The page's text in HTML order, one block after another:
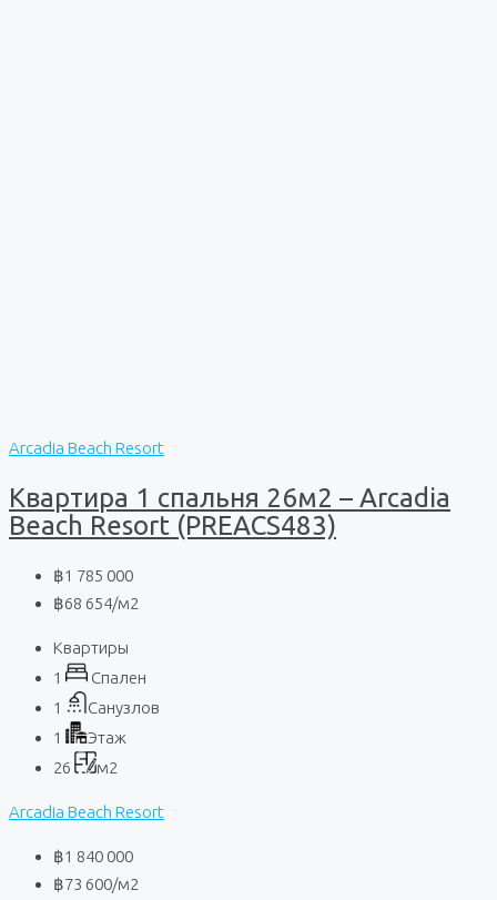
Arcadia Beach Resort
Квартира 1 спальня 26м2 – Arcadia
Beach Resort (PREACS483)
฿1 785 000
฿68 654/м2
Квартиры
1
Спален
1
Санузлов
1
Этаж
26
м2
Arcadia Beach Resort
฿1 840 000
฿73 600/м2